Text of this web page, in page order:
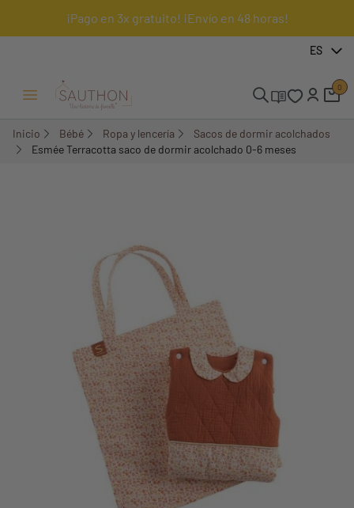
¡Pago en 3x gratuito! ¡Envío en 48 horas!
ES
Menú Abrir/Cerrar
0
Inicio Bébé Ropa y lencería
Sacos de dormir acolchados
Esmée Terracotta saco de dormir acolchado 0-6 meses